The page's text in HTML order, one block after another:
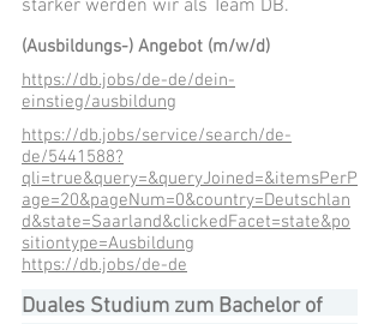
stärker werden wir als Team DB.
(Ausbildungs-) Angebot (m/w/d)
https://db.jobs/de-de/dein-
einstieg/ausbildung
https://db.jobs/service/search/de-
de/5441588?
qli=true&query=&queryJoined=&itemsPerP
age=20&pageNum=0&country=Deutschlan
d&state=Saarland&clickedFacet=state&po
sitiontype=Ausbildung
https://db.jobs/de-de
Duales Studium zum Bachelor of